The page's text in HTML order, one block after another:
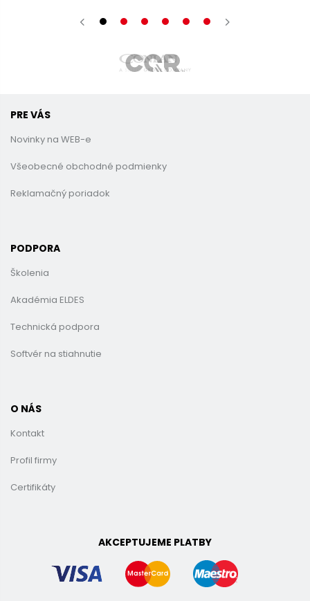
PRE VÁS
Novinky na WEB-e
Všeobecné obchodné podmienky
Reklamačný poriadok
PODPORA
Školenia
Akadémia ELDES
Technická podpora
Softvér na stiahnutie
O NÁS
Kontakt
Profil firmy
Certifikáty
AKCEPTUJEME PLATBY